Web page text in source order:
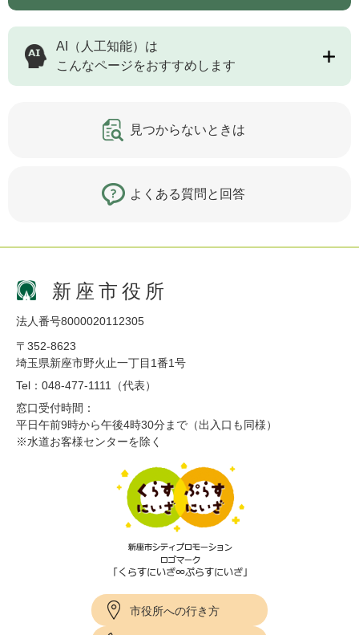
AI（人工知能）は
こんなページをおすすめします
見つからないときは
よくある質問と回答
新座市役所
法人番号8000020112305
〒352-8623
埼玉県新座市野火止一丁目1番1号
Tel：048-477-1111（代表）
窓口受付時間：
平日午前9時から午後4時30分まで（出入口も同様）
※水道お客様センターを除く
市役所への行き方